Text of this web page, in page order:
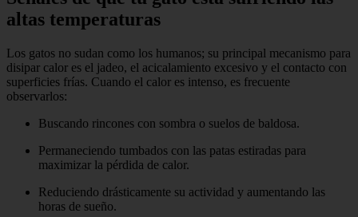
altas temperaturas
Los gatos no sudan como los humanos; su principal mecanismo para
disipar calor es el jadeo, el acicalamiento excesivo y el contacto con
superficies frías. Cuando el calor es intenso, es frecuente
observarlos:
Buscando rincones con sombra o suelos de baldosa.
Permaneciendo tumbados con las patas estiradas para
maximizar la pérdida de calor.
Reduciendo drásticamente su actividad y aumentando las
horas de sueño.